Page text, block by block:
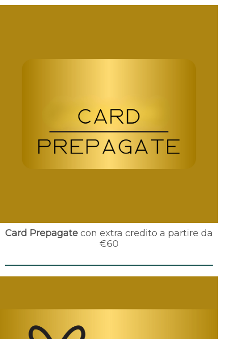
Card Prepagate con extra credito a partire da
€60